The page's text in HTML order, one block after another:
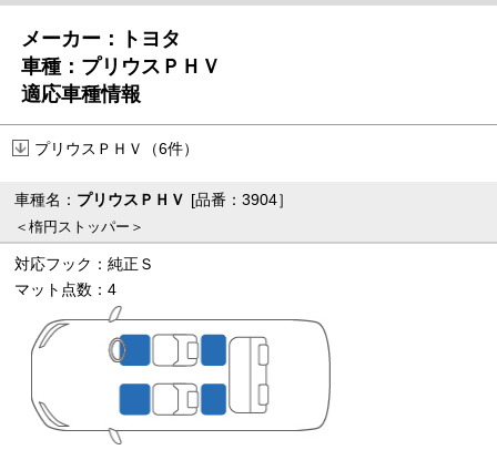
メーカー：トヨタ
車種：プリウスＰＨＶ
適応車種情報
プリウスＰＨＶ（6件）
車種名： プリウスＰＨＶ [品番：3904］
＜楕円ストッパー＞
対応フック：純正Ｓ
マット点数：4